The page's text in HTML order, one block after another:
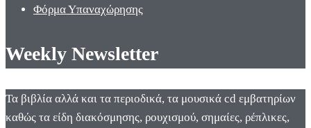
Φόρμα Υπαναχώρησης
Weekly Newsletter
Τα βιβλία αλλά και τα περιοδικά, τα μουσικά cd εμβατηρίων
καθώς τα είδη διακόσμησης, ρουχισμού, σημαίες, ρέπλικες,